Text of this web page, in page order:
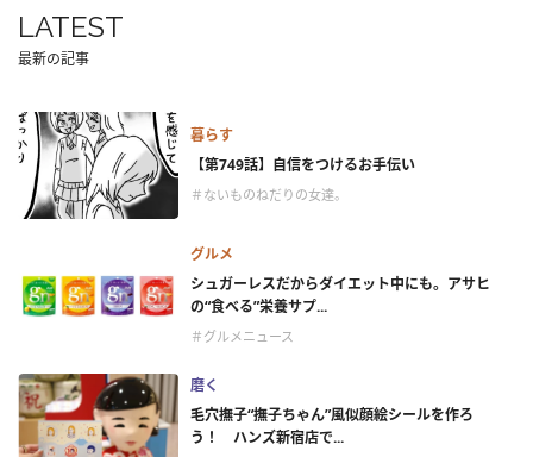
LATEST
最新の記事
暮らす
【第749話】自信をつけるお手伝い
＃ないものねだりの女達。
グルメ
シュガーレスだからダイエット中にも。アサヒ
の“食べる”栄養サプ...
＃グルメニュース
磨く
毛穴撫子“撫子ちゃん”風似顔絵シールを作ろ
う！ ハンズ新宿店で...